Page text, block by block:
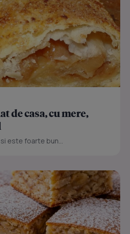
de casa, cu mere,
este foarte bun...